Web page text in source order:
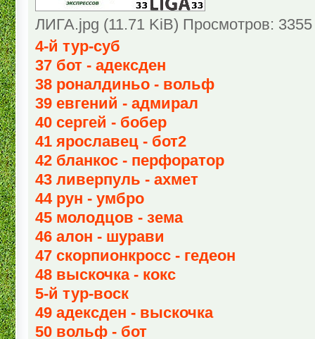
ЛИГА.jpg (11.71 KiB) Просмотров: 3355
4-й тур-суб
37 бот - адексден
38 роналдиньо - вольф
39 евгений - адмирал
40 сергей - бобер
41 ярославец - бот2
42 бланкос - перфоратор
43 ливерпуль - ахмет
44 рун - умбро
45 молодцов - зема
46 алон - шурави
47 скорпионкросс - гедеон
48 выскочка - кокс
5-й тур-воск
49 адексден - выскочка
50 вольф - бот